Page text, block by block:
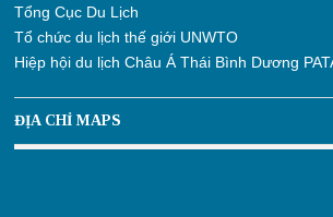
Tổng Cục Du Lịch
Tổ chức du lịch thế giới UNWTO
Hiệp hội du lịch Châu Á Thái Bình Dương
ĐỊA CHỈ MAPS